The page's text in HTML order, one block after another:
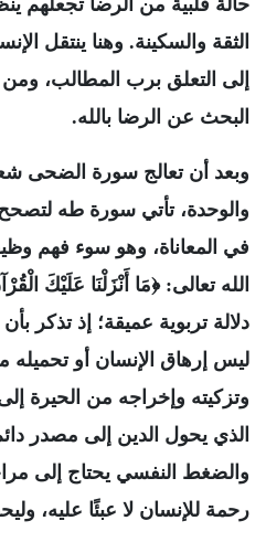
حالة قلبية من الرضا تجعلهم
الثقة والسكينة. وهنا ينتقل
إلى التعلق برب المطالب،
البحث عن الرضا بالله.
وبعد أن تعالج سورة الضحى
والوحدة، تأتي سورة طه
في المعاناة، وهو سوء فهم
الله تعالى: ﴿مَا أَنْزَلْنَا عَلَيْكَ
دلالة تربوية عميقة؛ إذ تذكر
ليس إرهاق الإنسان أو تحميله
وتزكيته وإخراجه من الحيرة
الذي يحول الدين إلى مصدر
والضغط النفسي يحتاج إلى
رحمة للإنسان لا عبئًا عليه،